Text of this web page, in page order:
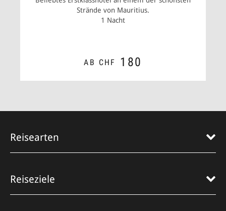
Strände von Mauritius.
1 Nacht
AB CHF 180
Reisearten
Reiseziele